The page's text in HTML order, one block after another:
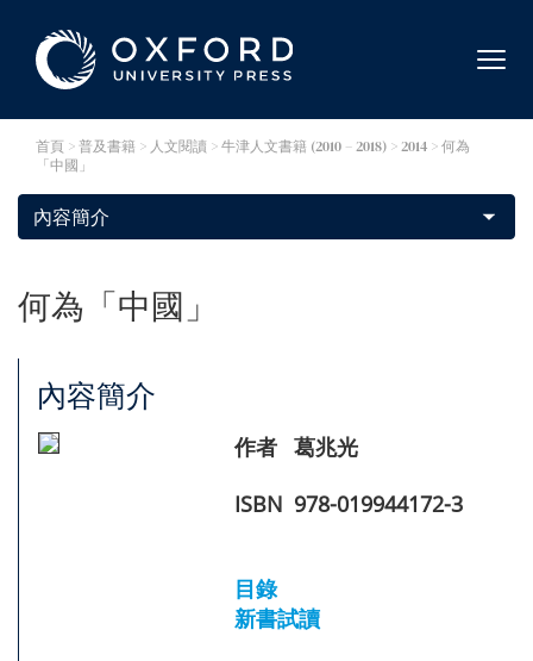
首頁 > 普及書籍 > 人文閱讀 >牛津人文書籍 (2010 – 2018) > 2014 > 何為
「中國」
何為「中國」
內容簡介
作者 葛兆光
ISBN 978-019944172-3
目錄
新書試讀